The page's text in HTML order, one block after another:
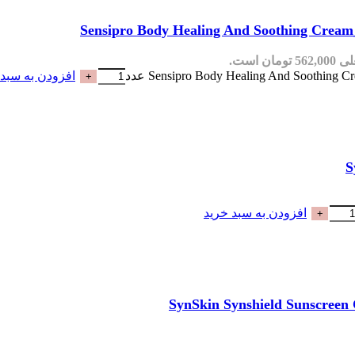
است.
افزودن به
افزودن به سبد خرید